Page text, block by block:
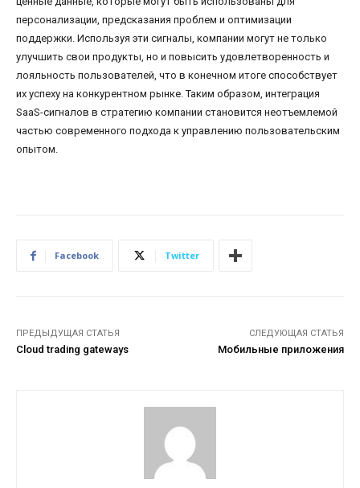
персонализации, предсказания проблем и оптимизации
поддержки. Используя эти сигналы, компании могут не только
улучшить свои продукты, но и повысить удовлетворенность и
лояльность пользователей, что в конечном итоге способствует
их успеху на конкурентном рынке. Таким образом, интеграция
SaaS-сигналов в стратегию компании становится неотъемлемой
частью современного подхода к управлению пользовательским
опытом.
Facebook Twitter
ПРЕДЫДУЩАЯ СТАТЬЯ
Cloud trading gateways
СЛЕДУЮЩАЯ СТАТЬЯ
Мобильные приложения